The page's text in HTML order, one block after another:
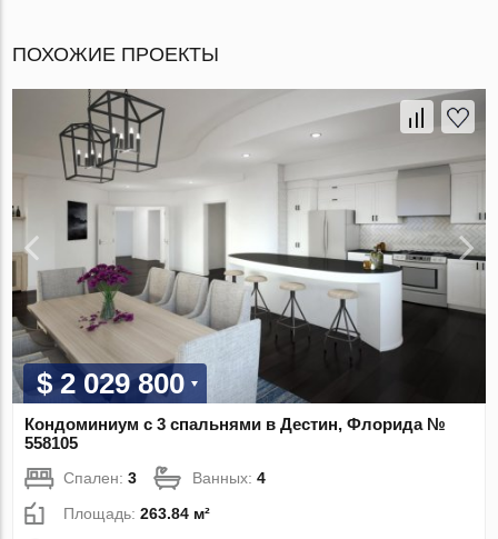
ПОХОЖИЕ ПРОЕКТЫ
$ 2 029 800
Кондоминиум с 3 спальнями в Дестин, Флорида №
558105
Спален:3 Ванных:4
Площадь:263.84 м²